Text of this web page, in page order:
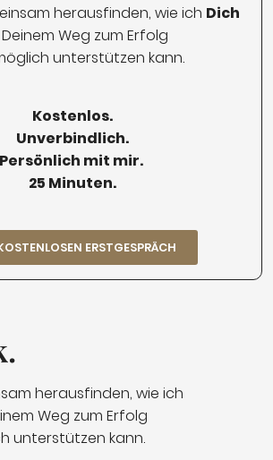
herausfinden, wie ich Dich
Weg zum Erfolg
unterstützen kann.
Kostenlos.
Unverbindlich.
Persönlich mit mir.
25 Minuten.
ERSTGESPRÄCH
herausfinden, wie ich
Weg zum Erfolg
unterstützen kann.